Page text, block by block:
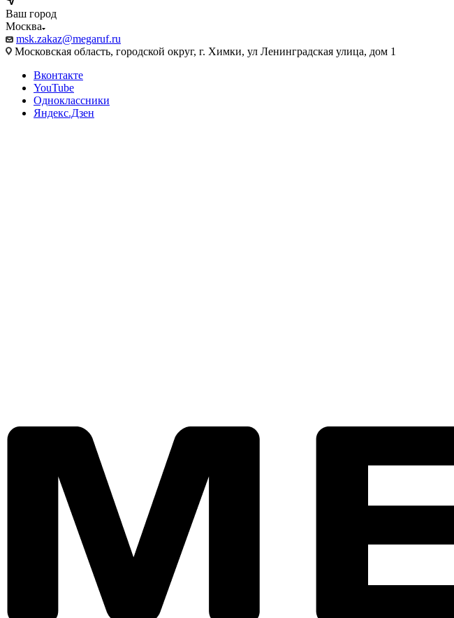
Ваш город
Москва
msk.zakaz@megaruf.ru
Московская область, городской округ, г. Химки, ул Ленинградская улица, дом 1
Вконтакте
YouTube
Одноклассники
Яндекс.Дзен